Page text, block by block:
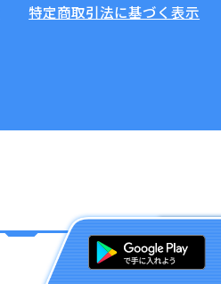
特定商取引法に基づく表示